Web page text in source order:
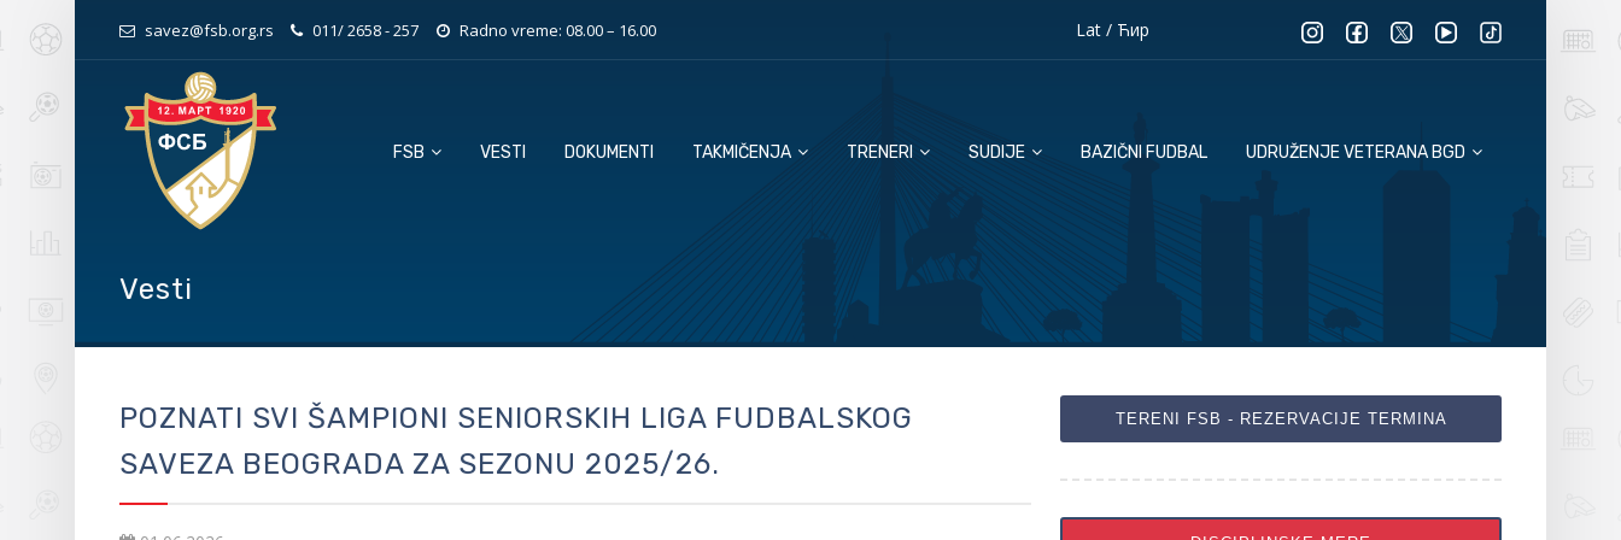
savez@fsb.org.rs 011/ 2658 - 257 Radno vreme: 08.00 – 16.00 Lat/ Ћир
FSB VESTI DOKUMENTI TAKMIČENJA TRENERI SUDIJE BAZIČNI FUDBAL UDRUŽENJE VETERANA BGD
Vesti
POZNATI SVI ŠAMPIONI SENIORSKIH LIGA FUDBALSKOG
SAVEZA BEOGRADA ZA SEZONU 2025/26.
TERENI FSB - REZERVACIJE TERMINA